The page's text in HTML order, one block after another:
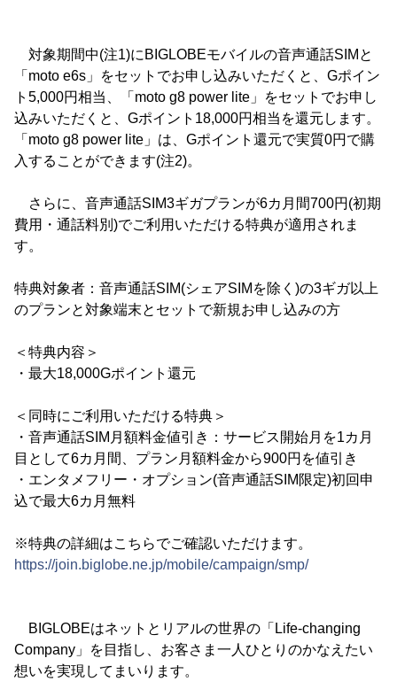
対象期間中(注1)にBIGLOBEモバイルの音声通話SIMと
「moto e6s」をセットでお申し込みいただくと、Gポイン
ト5,000円相当、「moto g8 power lite」をセットでお申し
込みいただくと、Gポイント18,000円相当を還元します。
「moto g8 power lite」は、Gポイント還元で実質0円で購
入することができます(注2)。
さらに、音声通話SIM3ギガプランが6カ月間700円(初期
費用・通話料別)でご利用いただける特典が適用されま
す。
特典対象者：音声通話SIM(シェアSIMを除く)の3ギガ以上
のプランと対象端末とセットで新規お申し込みの方
＜特典内容＞
・最大18,000Gポイント還元
＜同時にご利用いただける特典＞
・音声通話SIM月額料金値引き：サービス開始月を1カ月
目として6カ月間、プラン月額料金から900円を値引き
・エンタメフリー・オプション(音声通話SIM限定)初回申
込で最大6カ月無料
※特典の詳細はこちらでご確認いただけます。
https://join.biglobe.ne.jp/mobile/campaign/smp/
BIGLOBEはネットとリアルの世界の「Life-changing
Company」を目指し、お客さま一人ひとりのかなえたい
想いを実現してまいります。